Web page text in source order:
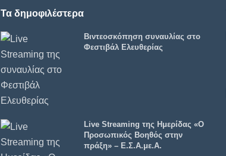
Τα δημοφιλέστερα
Βιντεοσκόπηση συναυλίας στο
Φεστιβάλ Ελευθερίας
Live Streaming της Ημερίδας «Ο
Προσωπικός Βοηθός στην
πράξη» – Ε.Σ.Α.με.Α.